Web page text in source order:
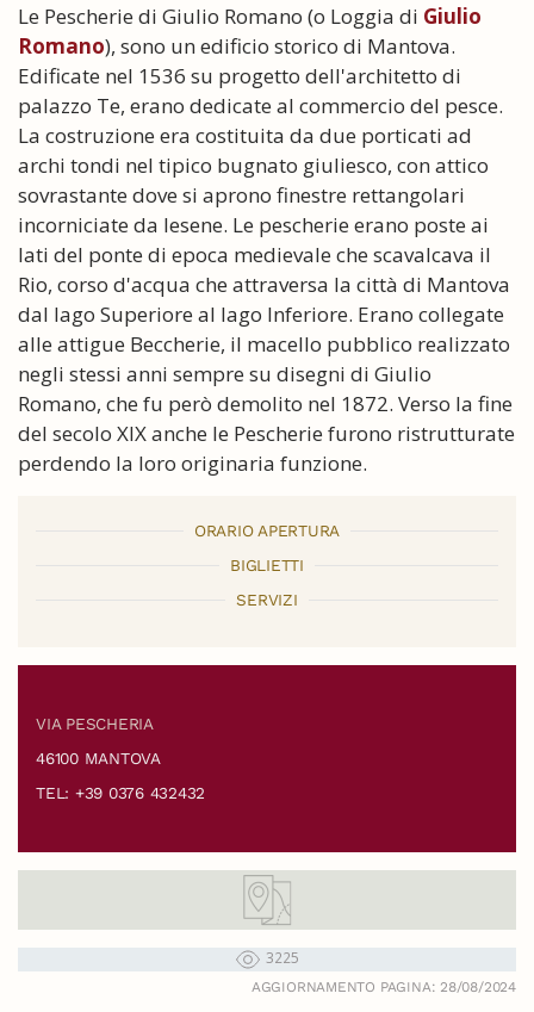
Le Pescherie di Giulio Romano (o Loggia di Giulio
Romano), sono un edificio storico di Mantova.
Edificate nel 1536 su progetto dell'architetto di
palazzo Te, erano dedicate al commercio del pesce.
La costruzione era costituita da due porticati ad
archi tondi nel tipico bugnato giuliesco, con attico
sovrastante dove si aprono finestre rettangolari
incorniciate da lesene. Le pescherie erano poste ai
lati del ponte di epoca medievale che scavalcava il
Rio, corso d'acqua che attraversa la città di Mantova
dal lago Superiore al lago Inferiore. Erano collegate
alle attigue Beccherie, il macello pubblico realizzato
negli stessi anni sempre su disegni di Giulio
Romano, che fu però demolito nel 1872. Verso la fine
del secolo XIX anche le Pescherie furono ristrutturate
perdendo la loro originaria funzione.
ORARIO APERTURA
BIGLIETTI
SERVIZI
VIA PESCHERIA
46100 MANTOVA
TEL: +39 0376 432432
3225
AGGIORNAMENTO PAGINA: 28/08/2024